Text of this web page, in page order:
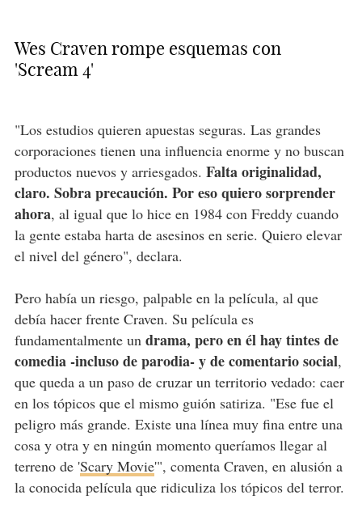
Wes Craven rompe esquemas con
'Scream 4'
"Los estudios quieren apuestas seguras. Las grandes
corporaciones tienen una influencia enorme y no buscan
productos nuevos y arriesgados. Falta originalidad,
claro. Sobra precaución. Por eso quiero sorprender
ahora, al igual que lo hice en 1984 con Freddy cuando
la gente estaba harta de asesinos en serie. Quiero elevar
el nivel del género", declara.
Pero había un riesgo, palpable en la película, al que
debía hacer frente Craven. Su película es
fundamentalmente un drama, pero en él hay tintes de
comedia -incluso de parodia- y de comentario social,
que queda a un paso de cruzar un territorio vedado: caer
en los tópicos que el mismo guión satiriza. "Ese fue el
peligro más grande. Existe una línea muy fina entre una
cosa y otra y en ningún momento queríamos llegar al
terreno de 'Scary Movie'", comenta Craven, en alusión a
la conocida película que ridiculiza los tópicos del terror.